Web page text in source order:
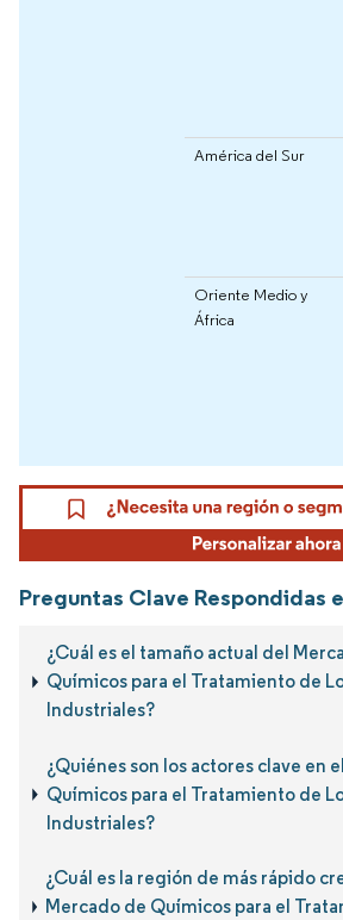
América del Sur
Oriente Medio y
África
Preguntas Clave Respondidas
¿Cuál es el tamaño actual del
Químicos para el Tratamiento de
Industriales?
¿Quiénes son los actores clave en
Químicos para el Tratamiento de
Industriales?
¿Cuál es la región de más rápido
Mercado de Químicos para el